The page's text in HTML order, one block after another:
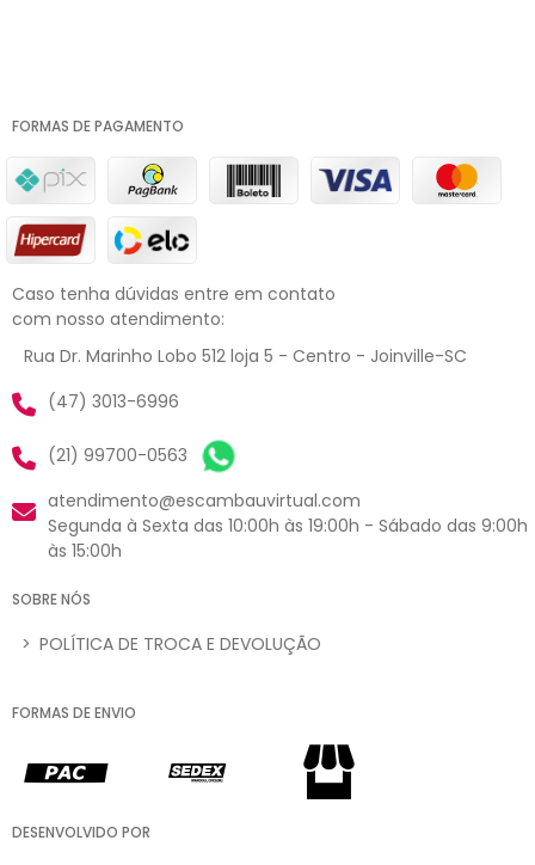
FORMAS DE PAGAMENTO
Caso tenha dúvidas entre em contato
com nosso atendimento:
Rua Dr. Marinho Lobo 512 loja 5 - Centro - Joinville-SC
(47) 3013-6996
(21) 99700-0563
atendimento@escambauvirtual.com
Segunda à Sexta das 10:00h às 19:00h - Sábado das 9:00h
às 15:00h
SOBRE NÓS
> POLÍTICA DE TROCA E DEVOLUÇÃO
FORMAS DE ENVIO
DESENVOLVIDO POR